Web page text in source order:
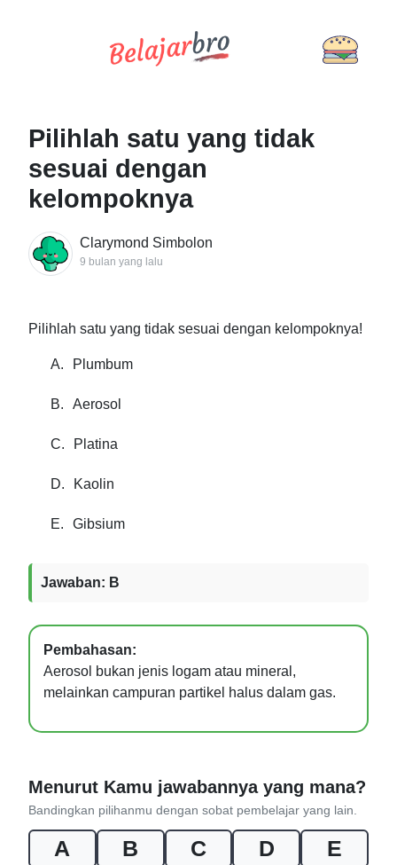
Pilihlah satu yang tidak
sesuai dengan
kelompoknya
Clarymond Simbolon
9 bulan yang lalu
Pilihlah satu yang tidak sesuai dengan kelompoknya!
A. Plumbum
B. Aerosol
C. Platina
D. Kaolin
E. Gibsium
Jawaban: B
Pembahasan:
Aerosol bukan jenis logam atau mineral,
melainkan campuran partikel halus dalam gas.
Menurut Kamu jawabannya yang mana?
Bandingkan pilihanmu dengan sobat pembelajar yang lain.
A B C D E